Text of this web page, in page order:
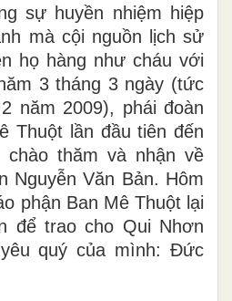
sự huyền nhiệm hiệp
mà cội nguồn lịch sử
họ hàng như cháu với
3 tháng 3 ngày (tức
năm 2009), phái đoàn
Thuột lần đầu tiên đến
thăm và nhận về
Nguyễn Văn Bản. Hôm
phận Ban Mê Thuột lại
để trao cho Qui Nhơn
quý của mình: Đức